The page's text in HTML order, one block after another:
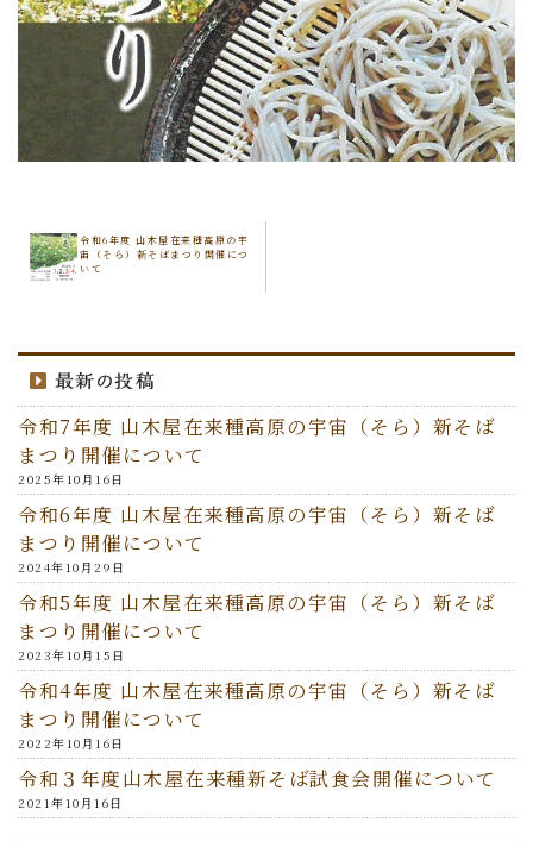
令和6年度 山木屋在来種高原の宇
宙（そら）新そばまつり開催につ
いて
最新の投稿
令和7年度 山木屋在来種高原の宇宙（そら）新そば
まつり開催について
2025年10月16日
令和6年度 山木屋在来種高原の宇宙（そら）新そば
まつり開催について
2024年10月29日
令和5年度 山木屋在来種高原の宇宙（そら）新そば
まつり開催について
2023年10月15日
令和4年度 山木屋在来種高原の宇宙（そら）新そば
まつり開催について
2022年10月16日
令和３年度山木屋在来種新そば試食会開催について
2021年10月16日